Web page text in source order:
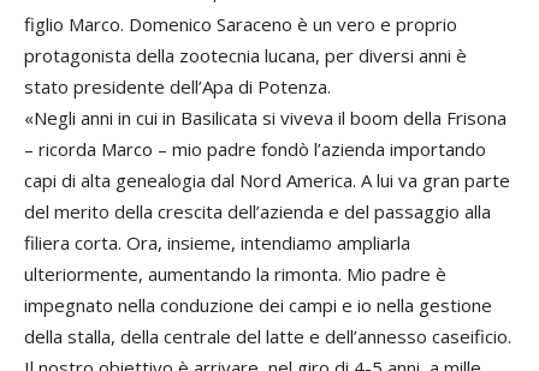
figlio Marco. Domenico Saraceno è un vero e proprio
protagonista della zootecnia lucana, per diversi anni è
stato presidente dell’Apa di Potenza.
«Negli anni in cui in Basilicata si viveva il boom della Frisona
– ricorda Marco – mio padre fondò l’azienda importando
capi di alta genealogia dal Nord America. A lui va gran parte
del merito della crescita dell’azienda e del passaggio alla
filiera corta. Ora, insieme, intendiamo ampliarla
ulteriormente, aumentando la rimonta. Mio padre è
impegnato nella conduzione dei campi e io nella gestione
della stalla, della centrale del latte e dell’annesso caseificio.